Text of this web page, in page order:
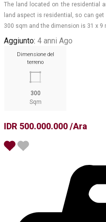
The land located on the residential
land aspect is residential, so can
300 sqm and the dimension is 31 x
Aggiunto: 4 anni Ago
Dimensione del
terreno
300
Sqm
IDR 500.000.000 /Ara